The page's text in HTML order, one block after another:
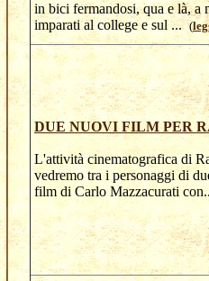
in bici fermandosi, qua e là,
imparati al college e sul ...(
DUE NUOVI FILM PER
L'attività cinematografica di
vedremo tra i personaggi di
film di Carlo Mazzacurati